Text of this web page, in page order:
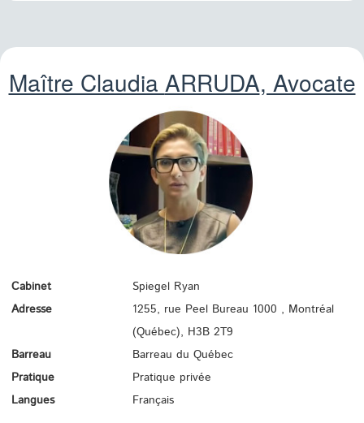
Maître Claudia ARRUDA, Avocate
Cabinet
Spiegel Ryan
Adresse
1255, rue Peel Bureau 1000 , Montréal
(Québec), H3B 2T9
Barreau
Barreau du Québec
Pratique
Pratique privée
Langues
Français